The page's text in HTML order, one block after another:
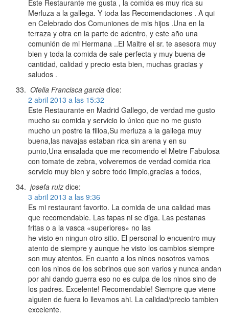
Este Restaurante me gusta , la comida es muy rica su
Merluza a la gallega. Y toda las Recomendaciones . A qui
en Celebrado dos Comuniones de mis hijos .Una en la
terraza y otra en la parte de adentro, y este año una
comunión de mi Hermana ..El Maitre el sr. te asesora muy
bien y toda la comida de sale perfecta y muy buena de
cantidad, calidad y precio esta bien, muchas gracias y
saludos .
Ofelia Francisca garcia dice:
2 abril 2013 a las 15:32
Este Restaurante en Madrid Gallego, de verdad me gusto
mucho su comida y servicio lo único que no me gusto
mucho un postre la filloa,Su merluza a la gallega muy
buena,las navajas estaban rica sin arena y en su
punto,Una ensalada que me recomendo el Metre Fabulosa
con tomate de zebra, volveremos de verdad comida rica
servicio muy bien y sobre todo limpio,gracias a todos,
josefa ruiz dice:
3 abril 2013 a las 9:36
Es mi restaurant favorito. La comida de una calidad mas
que recomendable. Las tapas ni se diga. Las pestanas
fritas o a la vasca «superiores» no las
he visto en ningun otro sitio. El personal lo encuentro muy
atento de siempre y aunque he visto los cambios siempre
son muy atentos. En cuanto a los ninos nosotros vamos
con los ninos de los sobrinos que son varios y nunca andan
por ahi dando guerra eso no es culpa de los ninos sino de
los padres. Excelente! Recomendable! Siempre que viene
alguien de fuera lo llevamos ahi. La calidad/precio tambien
excelente.